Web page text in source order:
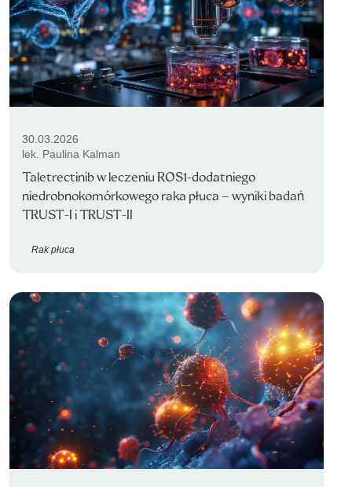
30.03.2026
lek. Paulina Kalman
Taletrectinib w leczeniu ROS1-dodatniego
niedrobnokomórkowego raka płuca – wyniki badań
TRUST-I i TRUST-II
Rak płuca